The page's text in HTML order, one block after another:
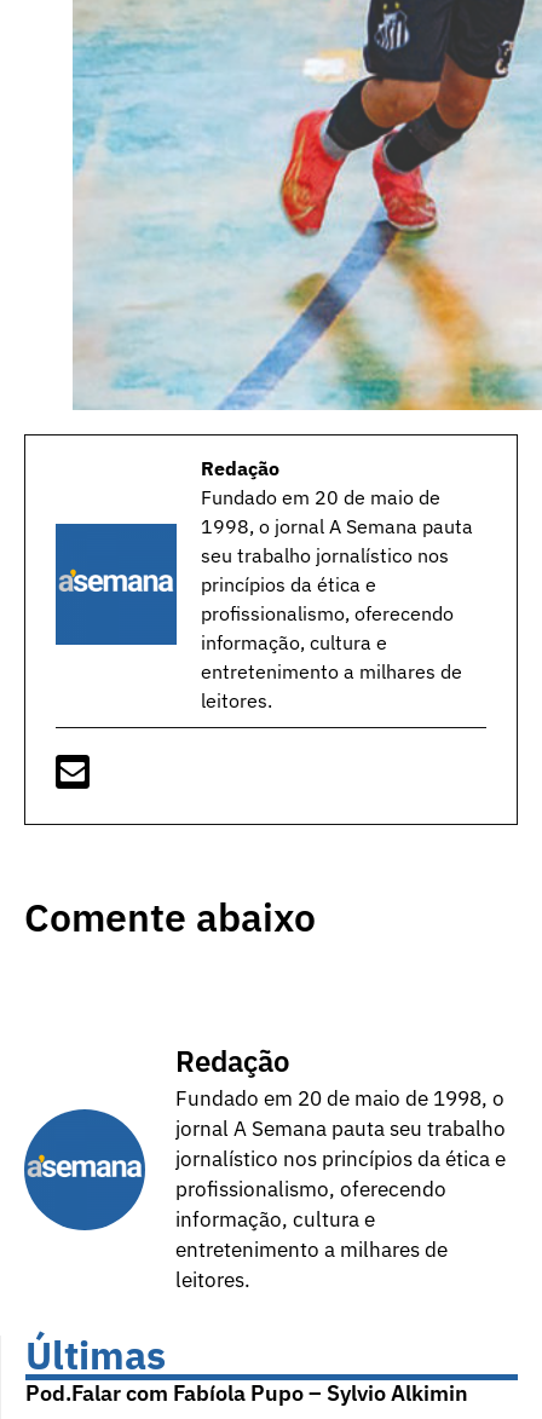
Redação
Fundado em 20 de maio de
1998, o jornal A Semana pauta
seu trabalho jornalístico nos
princípios da ética e
profissionalismo, oferecendo
informação, cultura e
entretenimento a milhares de
leitores.
Comente abaixo
Redação
Fundado em 20 de maio de 1998, o
jornal A Semana pauta seu trabalho
jornalístico nos princípios da ética e
profissionalismo, oferecendo
informação, cultura e
entretenimento a milhares de
leitores.
Últimas
Pod.Falar com Fabíola Pupo – Sylvio Alkimin